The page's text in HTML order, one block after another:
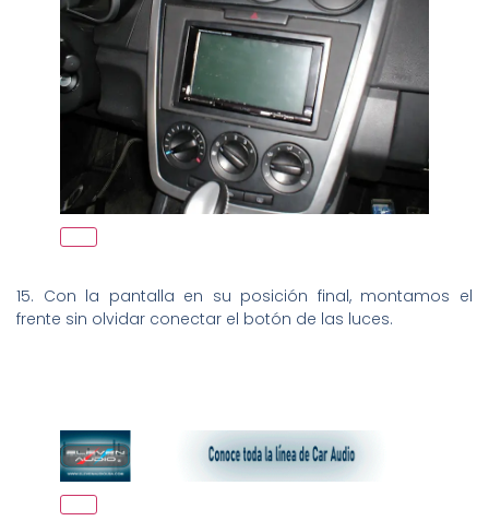
15. Con la pantalla en su posición final, montamos el
frente sin olvidar conectar el botón de las luces.